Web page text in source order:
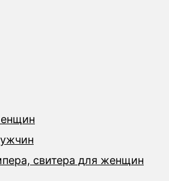
свитера для женщин